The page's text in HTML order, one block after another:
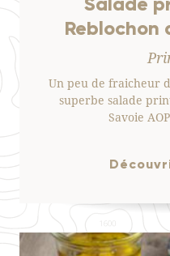
Reblochon
Un peu de fraicheur
superbe salade
Savoie